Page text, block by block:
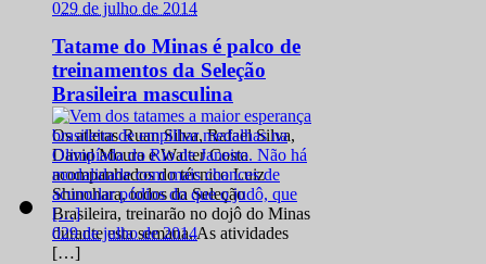
029 de julho de 2014
Tatame do Minas é palco de
treinamentos da Seleção
Brasileira masculina
Os atletas Ruan Silva, Rafael Silva,
David Moura e Walter Costa
acompanhados do técnico Luiz
Shinohara, todos da Seleção
Brasileira, treinarão no dojô do Minas
durante esta semana. As atividades
[…]
029 de julho de 2014